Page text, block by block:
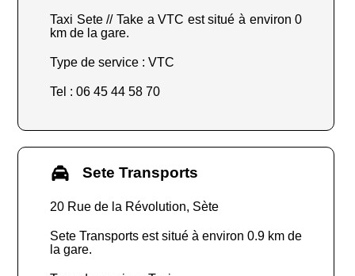
Taxi Sete // Take a VTC est situé à environ 0
km de la gare.
Type de service : VTC
Tel : 06 45 44 58 70
Sete Transports
20 Rue de la Révolution, Sète
Sete Transports est situé à environ 0.9 km de
la gare.